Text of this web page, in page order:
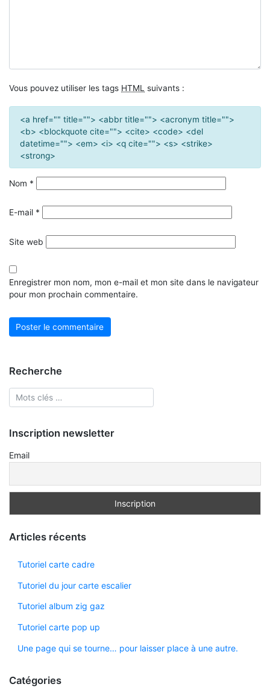
Vous pouvez utiliser les tags HTML suivants :
<a href="" title=""> <abbr title=""> <acronym title="">
<b> <blockquote cite=""> <cite> <code> <del
datetime=""> <em> <i> <q cite=""> <s> <strike>
<strong>
Nom *
E-mail *
Site web
Enregistrer mon nom, mon e-mail et mon site dans le navigateur
pour mon prochain commentaire.
Recherche
Inscription newsletter
Email
Articles récents
Tutoriel carte cadre
Tutoriel du jour carte escalier
Tutoriel album zig gaz
Tutoriel carte pop up
Une page qui se tourne… pour laisser place à une autre.
Catégories